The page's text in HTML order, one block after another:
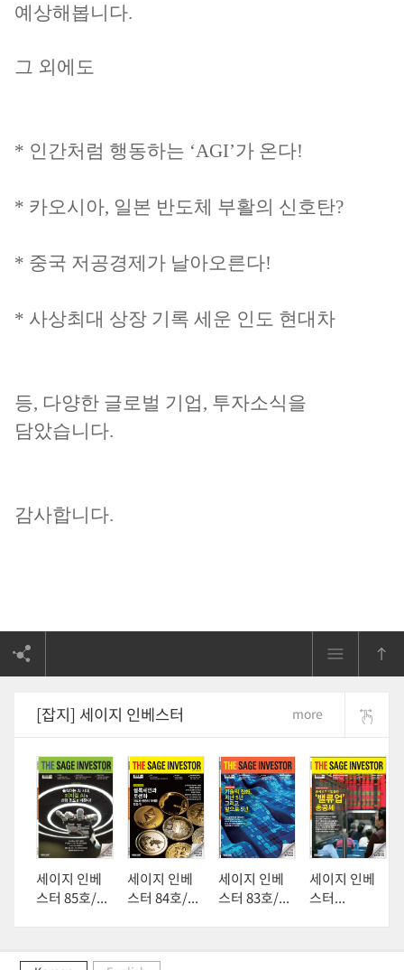
예상해봅니다.
그 외에도
* 인간처럼 행동하는 ‘AGI’가 온다!
* 카오시아, 일본 반도체 부활의 신호탄?
* 중국 저공경제가 날아오른다!
* 사상최대 상장 기록 세운 인도 현대차
등, 다양한 글로벌 기업, 투자소식을
담았습니다.
감사합니다.
[잡지] 세이지 인베스터 more
세이지 인베
스터 85호/...
세이지 인베
스터 84호/...
세이지 인베
스터 83호/...
세이지 인베
스터...